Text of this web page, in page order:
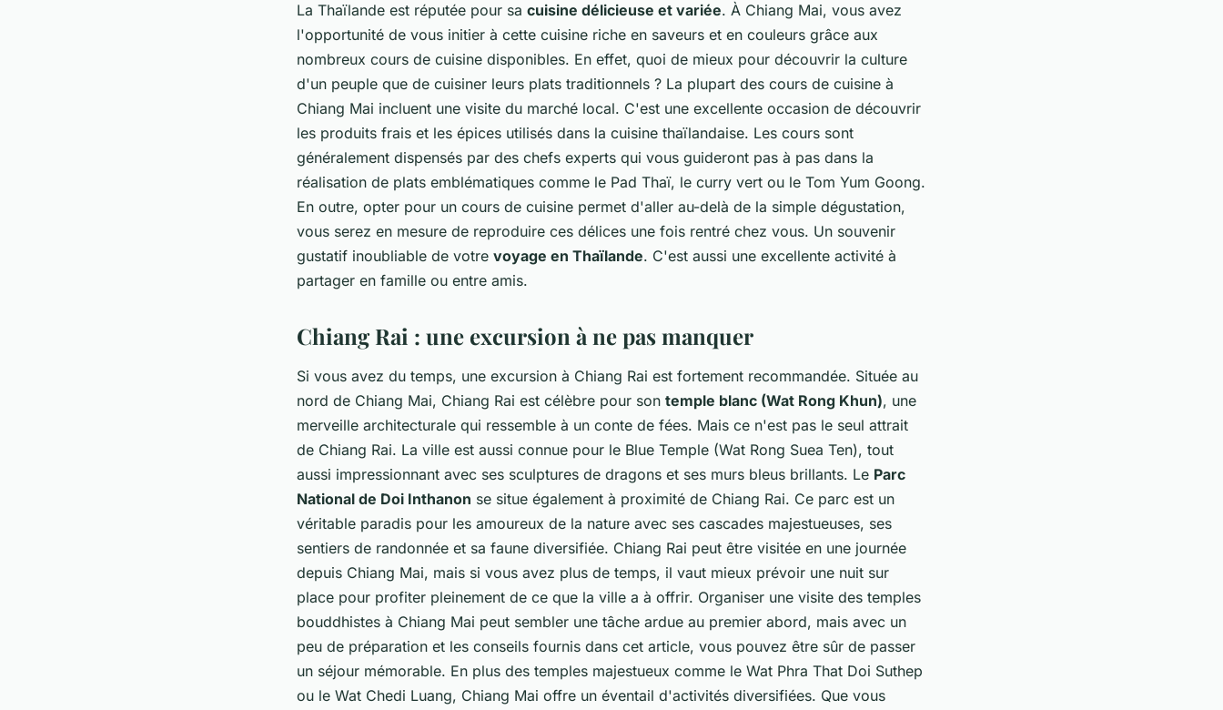
La Thaïlande est réputée pour sa cuisine délicieuse et variée. À Chiang Mai, vous avez
l'opportunité de vous initier à cette cuisine riche en saveurs et en couleurs grâce aux
nombreux cours de cuisine disponibles. En effet, quoi de mieux pour découvrir la culture
d'un peuple que de cuisiner leurs plats traditionnels ? La plupart des cours de cuisine à
Chiang Mai incluent une visite du marché local. C'est une excellente occasion de découvrir
les produits frais et les épices utilisés dans la cuisine thaïlandaise. Les cours sont
généralement dispensés par des chefs experts qui vous guideront pas à pas dans la
réalisation de plats emblématiques comme le Pad Thaï, le curry vert ou le Tom Yum Goong.
En outre, opter pour un cours de cuisine permet d'aller au-delà de la simple dégustation,
vous serez en mesure de reproduire ces délices une fois rentré chez vous. Un souvenir
gustatif inoubliable de votre voyage en Thaïlande. C'est aussi une excellente activité à
partager en famille ou entre amis.
Chiang Rai : une excursion à ne pas manquer
Si vous avez du temps, une excursion à Chiang Rai est fortement recommandée. Située au
nord de Chiang Mai, Chiang Rai est célèbre pour son temple blanc (Wat Rong Khun), une
merveille architecturale qui ressemble à un conte de fées. Mais ce n'est pas le seul attrait
de Chiang Rai. La ville est aussi connue pour le Blue Temple (Wat Rong Suea Ten), tout
aussi impressionnant avec ses sculptures de dragons et ses murs bleus brillants. Le Parc
National de Doi Inthanon se situe également à proximité de Chiang Rai. Ce parc est un
véritable paradis pour les amoureux de la nature avec ses cascades majestueuses, ses
sentiers de randonnée et sa faune diversifiée. Chiang Rai peut être visitée en une journée
depuis Chiang Mai, mais si vous avez plus de temps, il vaut mieux prévoir une nuit sur
place pour profiter pleinement de ce que la ville a à offrir. Organiser une visite des temples
bouddhistes à Chiang Mai peut sembler une tâche ardue au premier abord, mais avec un
peu de préparation et les conseils fournis dans cet article, vous pouvez être sûr de passer
un séjour mémorable. En plus des temples majestueux comme le Wat Phra That Doi Suthep
ou le Wat Chedi Luang, Chiang Mai offre un éventail d'activités diversifiées. Que vous